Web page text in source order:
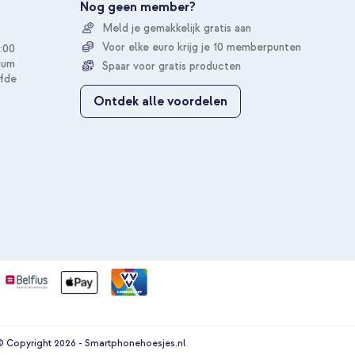
9 (2021) 10.2 inch / iPad 8 (2020) 10.2 inch / iPad 7
Organizer - Tablethouder Auto - 7 Opbergvakken -
p
o
n
e
Nog geen member?
Meld je gemakkelijk gratis aan
Voor elke euro krijg je 10 memberpunten
Spaar voor gratis producten
Ontdek alle voordelen
Copyright 2026 - Smartphonehoesjes.nl